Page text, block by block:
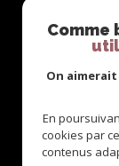
Comme
On
En
cookies par
contenus